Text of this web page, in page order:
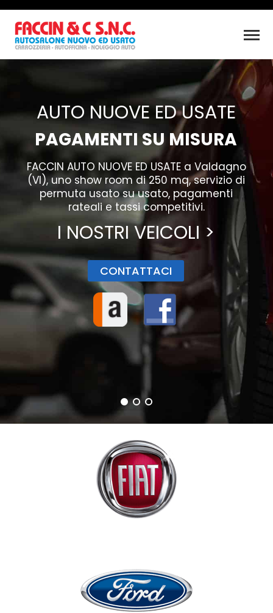
AUTO NUOVE ED USATE
PAGAMENTI SU MISURA
FACCIN AUTO NUOVE ED USATE a Valdagno
(VI), uno show room di 250 mq,servizio di
permuta usato su usato, pagamenti
rateali e tassi competitivi.
CONTATTACI
I NOSTRI VEICOLI >